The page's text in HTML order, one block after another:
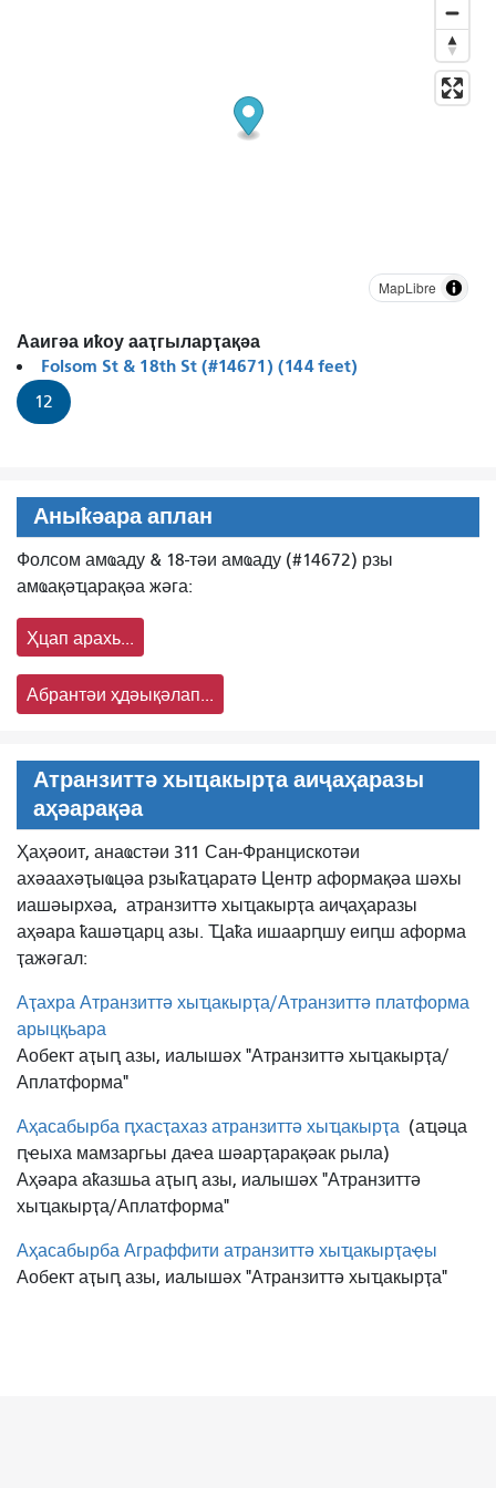
MapLibre
Ааигәа иҟоу ааҭгыларҭақәа
Folsom St & 18th St (#14671) (144 feet)
12
Аныҟәара аплан
Фолсом амҩаду & 18-тәи амҩаду (#14672) рзы
амҩақәҵарақәа жәга:
Ҳцап арахь...
Абрантәи ҳдәықәлап...
Атранзиттә хыҵакырҭа аиҷаҳаразы
аҳәарақәа
Ҳаҳәоит, анаҩстәи 311 Сан-Францискотәи
ахәаахәҭыҩцәа рзыҟаҵаратә Центр аформақәа шәхы
иашәырхәа, атранзиттә хыҵакырҭа аиҷаҳаразы
аҳәара ҟашәҵарц азы. Ҵаҟа ишаарԥшу еиԥш аформа
ҭажәгал:
Аҭахра Атранзиттә хыҵакырҭа/Атранзиттә платформа
арыцқьара
Аобект аҭыԥ азы, иалышәх "Атранзиттә хыҵакырҭа/
Аплатформа"
Аҳасабырба ԥхасҭахаз атранзиттә хыҵакырҭа (аҵәца
ԥҽыха мамзаргьы даҽа шәарҭарақәак рыла)
Аҳәара аҟазшьа аҭыԥ азы, иалышәх "Атранзиттә
хыҵакырҭа/Аплатформа"
Аҳасабырба Аграффити атранзиттә хыҵакырҭаҿы
Аобект аҭыԥ азы, иалышәх "Атранзиттә хыҵакырҭа"